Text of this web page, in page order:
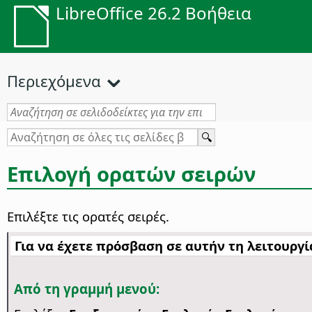
LibreOffice 26.2 Βοήθεια
Περιεχόμενα
Επιλογή ορατών σειρών
Επιλέξτε τις ορατές σειρές.
Για να έχετε πρόσβαση σε αυτήν τη
Από τη γραμμή μενού: